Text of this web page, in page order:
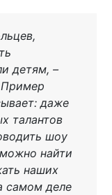
детям, –
даже
талантов
шоу
найти
наших
самом деле